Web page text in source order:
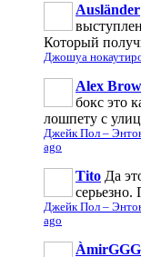
Ausländer
Который
Джошуа
Alex
бокс это
лошпету с
Джейк Пол –
ago
Tito Да
Джейк Пол –
ago